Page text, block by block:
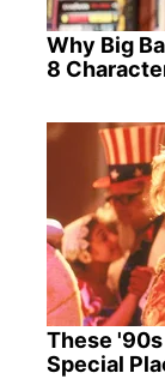
Why Big
8
These
Special